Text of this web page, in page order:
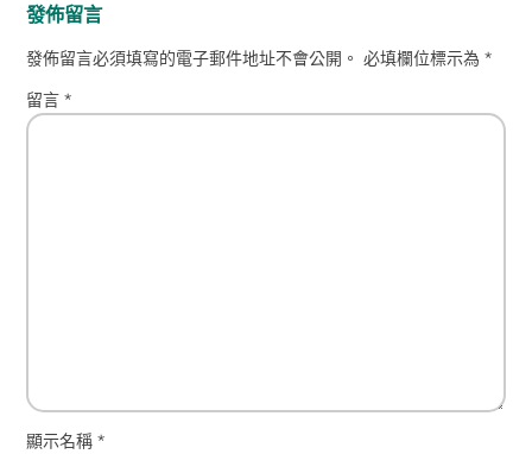
發佈留言
發佈留言必須填寫的電子郵件地址不會公開。 必填欄位標示為*
留言*
顯示名稱*